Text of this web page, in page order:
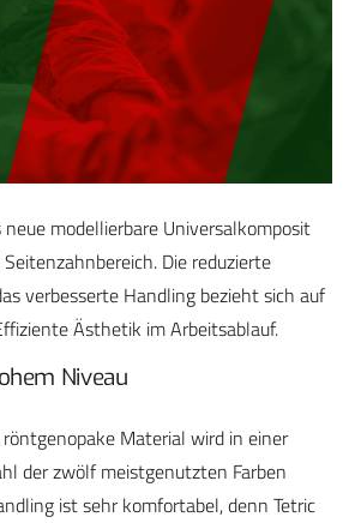
neue modellierbare Universalkomposit
Die reduzierte
verbesserte Handling bezieht sich auf
Ästhetik im Arbeitsablauf.
Niveau
Material wird in einer
der zwölf meistgenutzten Farben
ist sehr komfortabel, denn Tetric